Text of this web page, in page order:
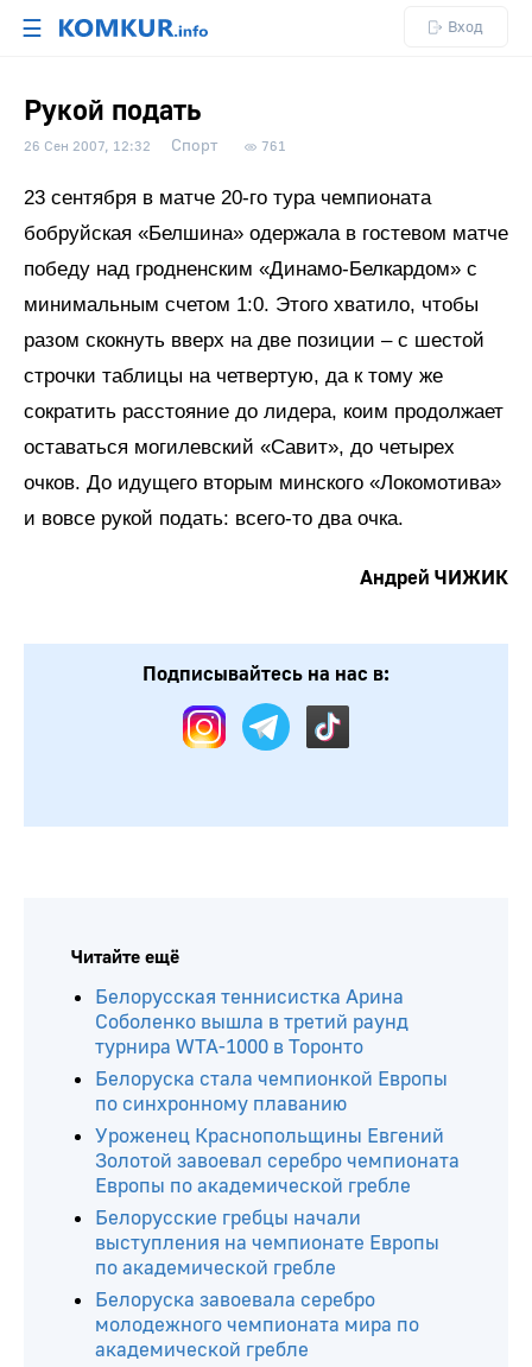
☰ Вход
Рукой подать
26 Сен 2007, 12:32 Спорт 761
23 сентября в матче 20-го тура чемпионата
бобруйская «Белшина» одержала в гостевом матче
победу над гродненским «Динамо-Белкардом» с
минимальным счетом 1:0. Этого хватило, чтобы
разом скокнуть вверх на две позиции – с шестой
строчки таблицы на четвертую, да к тому же
сократить расстояние до лидера, коим продолжает
оставаться могилевский «Савит», до четырех
очков. До идущего вторым минского «Локомотива»
и вовсе рукой подать: всего-то два очка.
Андрей ЧИЖИК
Подписывайтесь на нас в:
Читайте ещё
Белорусская теннисистка Арина
Соболенко вышла в третий раунд
турнира WTA-1000 в Торонто
Белоруска стала чемпионкой Европы
по синхронному плаванию
Уроженец Краснопольщины Евгений
Золотой завоевал серебро чемпионата
Европы по академической гребле
Белорусские гребцы начали
выступления на чемпионате Европы
по академической гребле
Белоруска завоевала серебро
молодежного чемпионата мира по
академической гребле